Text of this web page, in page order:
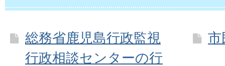
総務省鹿児島行政監視
行政相談センターの行
市